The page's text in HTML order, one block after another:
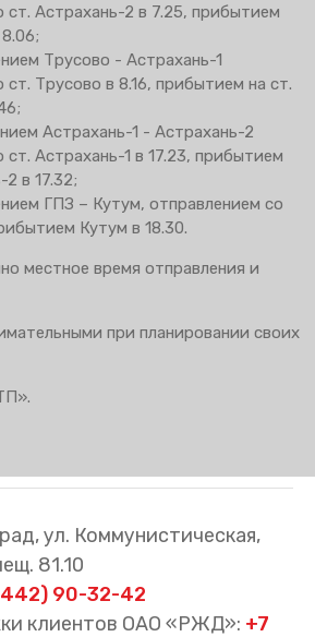
ст. Астрахань-2 в 7.25, прибытием
Трусово - Астрахань-1
ст. Трусово в 8.16, прибытием на ст.
Астрахань-1 - Астрахань-2
ст. Астрахань-1 в 17.23, прибытием
2 в 17.32;
ГПЗ – Кутум, отправлением со
Кутум в 18.30.
местное время отправления и
при планировании своих
ул. Коммунистическая,
81.10
90-32-42
клиентов ОАО «РЖД»: +7